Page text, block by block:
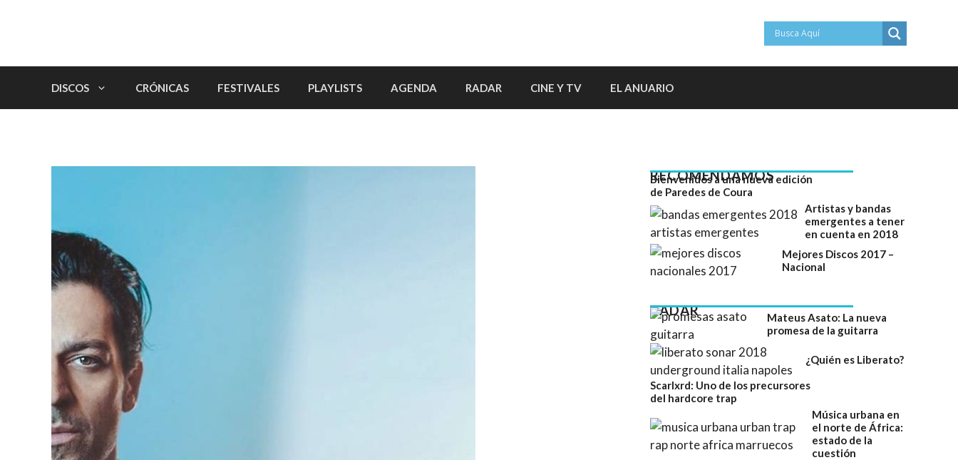
DISCOS CRÓNICAS FESTIVALES PLAYLISTS AGENDA RADAR CINE Y TV EL ANUARIO
RECOMENDAMOS
Bienvenidos a una nueva edición
de Paredes de Coura
Artistas y bandas
emergentes a tener
en cuenta en 2018
Mejores Discos 2017 –
Nacional
RADAR
Mateus Asato: La nueva
promesa de la guitarra
¿Quién es Liberato?
Scarlxrd: Uno de los precursores
del hardcore trap
Música urbana en
el norte de África:
estado de la
cuestión